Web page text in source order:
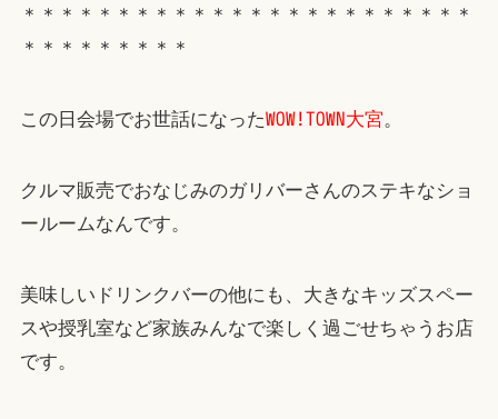
＊＊＊＊＊＊＊＊＊＊＊＊＊＊＊＊＊＊＊＊＊＊＊＊
＊＊＊＊＊＊＊＊＊
この日会場でお世話になったWOW!TOWN大宮。
クルマ販売でおなじみのガリバーさんのステキなショ
ールームなんです。
美味しいドリンクバーの他にも、大きなキッズスペー
スや授乳室など家族みんなで楽しく過ごせちゃうお店
です。